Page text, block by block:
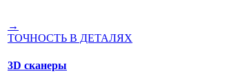
→
ТОЧНОСТЬ В ДЕТАЛЯХ
3D сканеры